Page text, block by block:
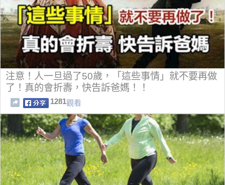
注意！人一旦過了50歲，「這些事情」就不要再做
了！真的會折壽，快告訴爸媽！！
1281觀看